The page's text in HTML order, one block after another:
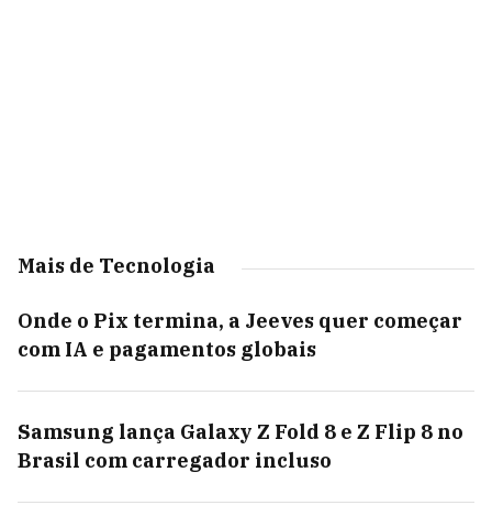
Mais de Tecnologia
Onde o Pix termina, a Jeeves quer começar
com IA e pagamentos globais
Samsung lança Galaxy Z Fold 8 e Z Flip 8 no
Brasil com carregador incluso